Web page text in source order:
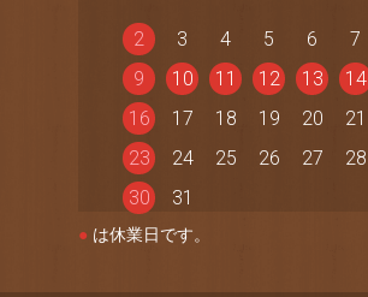
2
3 4 5 6 7
9
10 11 12 13 14
16
17 18 19 20 21
23
24 25 26 27 28
30
31
● は休業日です。